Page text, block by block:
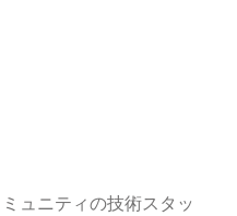
ュニティの技術スタッ